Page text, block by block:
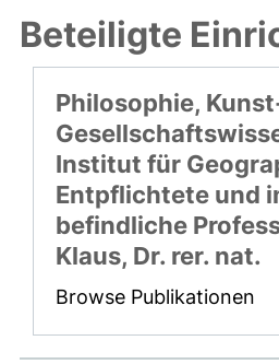
Beteiligte
Philosophie,
Institut für
Entpflichtete und
befindliche
Klaus, Dr. rer. nat.
Browse Publikationen